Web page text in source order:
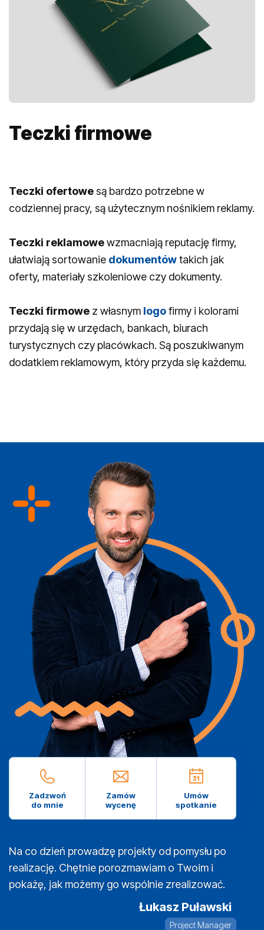
Teczki firmowe
Teczki ofertowesą bardzo potrzebne w
codziennej pracy, są użytecznym nośnikiem reklamy.
Teczki reklamowewzmacniają reputację firmy,
ułatwiają sortowanie dokumentówtakich jak
oferty, materiały szkoleniowe czy dokumenty.
Teczki firmowe z własnym logofirmy i kolorami
przydają się w urzędach, bankach, biurach
turystycznych czy placówkach. Są poszukiwanym
dodatkiem reklamowym, który przyda się każdemu.
Zadzwoń
do mnie
Zamów
wycenę
Umów
spotkanie
Na co dzień prowadzę projekty od pomysłu po
realizację. Chętnie porozmawiam o Twoim i
pokażę, jak możemy go wspólnie zrealizować.
Łukasz Puławski
Project Manager